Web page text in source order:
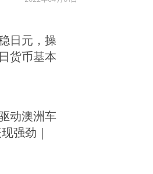
求之外，家居的整体风格
审美及生活方式的重要体
看我的家就知道。
指数为 212.1，家居行业加快产品升级，不
日元，操
货币基本
动澳洲车
强劲｜